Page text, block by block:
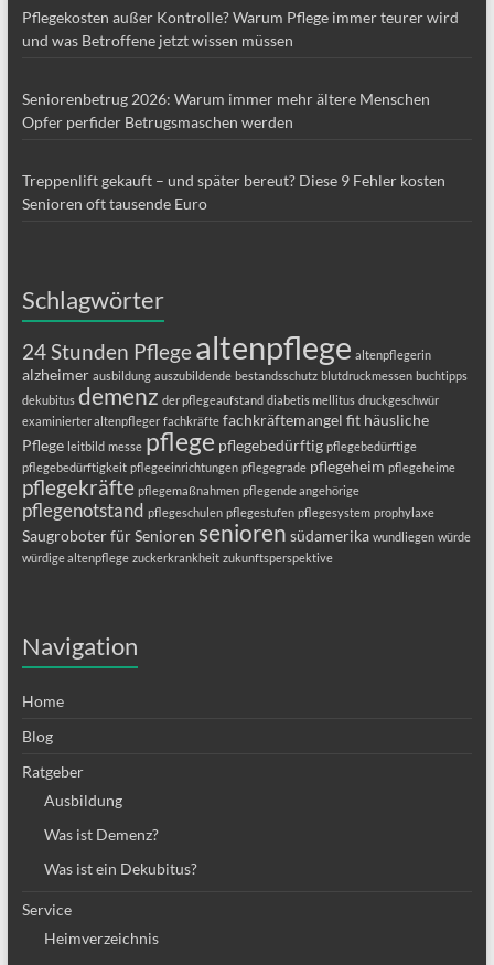
Pflegekosten außer Kontrolle? Warum Pflege immer teurer wird
und was Betroffene jetzt wissen müssen
Seniorenbetrug 2026: Warum immer mehr ältere Menschen
Opfer perfider Betrugsmaschen werden
Treppenlift gekauft – und später bereut? Diese 9 Fehler kosten
Senioren oft tausende Euro
Schlagwörter
24 Stunden Pflegealtenpflege altenpflegerin
alzheimer ausbildung auszubildende bestandsschutz blutdruckmessen buchtipps
dekubitus demenz der pflegeaufstand diabetis mellitus druckgeschwür
examinierter altenpfleger fachkräfte fachkräftemangel fit häusliche
Pflege leitbild messe pflege pflegebedürftig pflegebedürftige
pflegebedürftigkeit pflegeeinrichtungen pflegegrade pflegeheim pflegeheime
pflegekräfte pflegemaßnahmen pflegende angehörige
pflegenotstand pflegeschulen pflegestufen pflegesystem prophylaxe
Saugroboter für Senioren senioren südamerika wundliegen würde
würdige altenpflege zuckerkrankheit zukunftsperspektive
Navigation
Home
Blog
Ratgeber
Ausbildung
Was ist Demenz?
Was ist ein Dekubitus?
Service
Heimverzeichnis